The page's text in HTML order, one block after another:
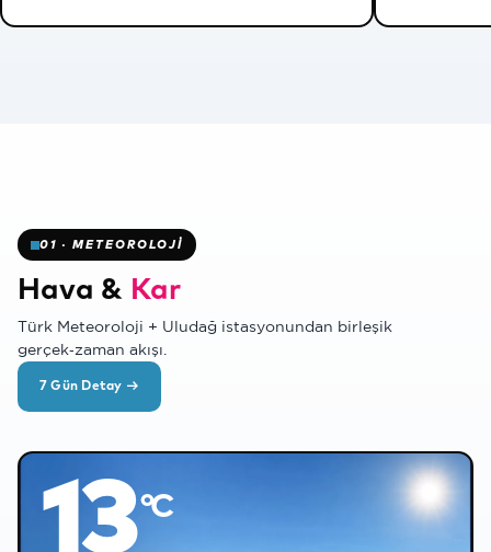
❄
❅
01 · METEOROLOJİ
Hava & Kar
Türk Meteoroloji + Uludağ istasyonundan birleşik
gerçek‑zaman akışı.
7 Gün Detay →
13°C°C